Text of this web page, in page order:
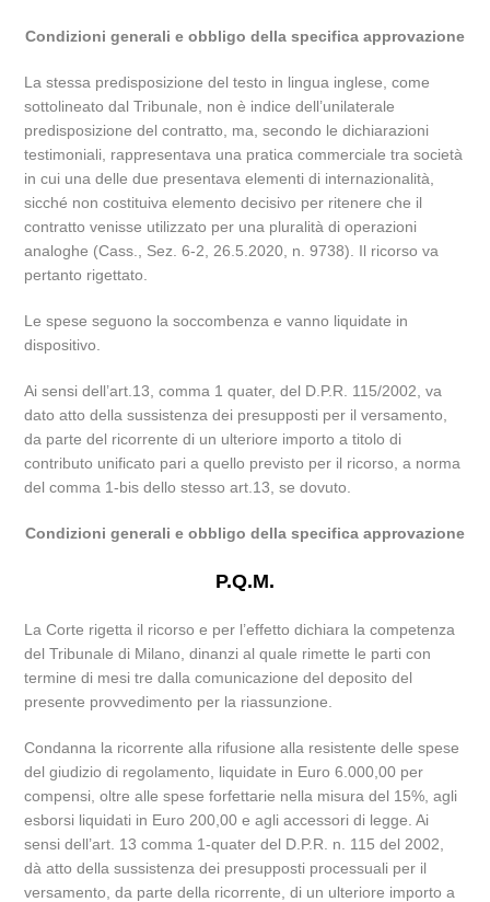
Condizioni generali e obbligo della specifica approvazione
La stessa predisposizione del testo in lingua inglese, come
sottolineato dal Tribunale, non è indice dell’unilaterale
predisposizione del contratto, ma, secondo le dichiarazioni
testimoniali, rappresentava una pratica commerciale tra società
in cui una delle due presentava elementi di internazionalità,
sicché non costituiva elemento decisivo per ritenere che il
contratto venisse utilizzato per una pluralità di operazioni
analoghe (Cass., Sez. 6-2, 26.5.2020, n. 9738). Il ricorso va
pertanto rigettato.
Le spese seguono la soccombenza e vanno liquidate in
dispositivo.
Ai sensi dell’art.13, comma 1 quater, del D.P.R. 115/2002, va
dato atto della sussistenza dei presupposti per il versamento,
da parte del ricorrente di un ulteriore importo a titolo di
contributo unificato pari a quello previsto per il ricorso, a norma
del comma 1-bis dello stesso art.13, se dovuto.
Condizioni generali e obbligo della specifica approvazione
P.Q.M.
La Corte rigetta il ricorso e per l’effetto dichiara la competenza
del Tribunale di Milano, dinanzi al quale rimette le parti con
termine di mesi tre dalla comunicazione del deposito del
presente provvedimento per la riassunzione.
Condanna la ricorrente alla rifusione alla resistente delle spese
del giudizio di regolamento, liquidate in Euro 6.000,00 per
compensi, oltre alle spese forfettarie nella misura del 15%, agli
esborsi liquidati in Euro 200,00 e agli accessori di legge. Ai
sensi dell’art. 13 comma 1-quater del D.P.R. n. 115 del 2002,
dà atto della sussistenza dei presupposti processuali per il
versamento, da parte della ricorrente, di un ulteriore importo a